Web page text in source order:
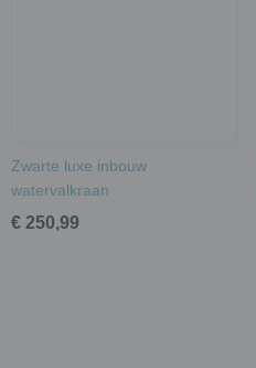
Zwarte luxe inbouw
watervalkraan
€ 250,99